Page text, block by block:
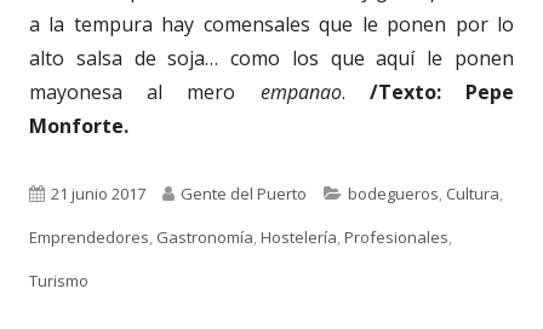
a la tempura hay comensales que le ponen por lo
alto salsa de soja… como los que aquí le ponen
mayonesa al mero empanao. /Texto: Pepe
Monforte.
Publicado
el
21 junio 2017 Autor
Gente del Puerto Categorías
bodegueros, Cultura,
Emprendedores, Gastronomía,Hostelería,Profesionales,
Turismo